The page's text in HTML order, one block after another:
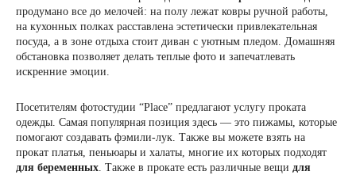
продумано все до мелочей: на полу лежат ковры ручной работы,
на кухонных полках расставлена эстетически привлекательная
посуда, а в зоне отдыха стоит диван с уютным пледом. Домашняя
обстановка позволяет делать теплые фото и запечатлевать
искренние эмоции.
Посетителям фотостудии “Place” предлагают услугу проката
одежды. Самая популярная позиция здесь — это пижамы, которые
помогают создавать фэмили-лук. Также вы можете взять на
прокат платья, пеньюары и халаты, многие их которых подходят
для беременных. Также в прокате есть различные вещи для